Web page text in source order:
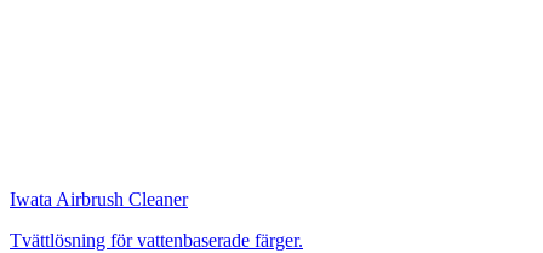
Iwata Airbrush Cleaner
Tvättlösning för vattenbaserade färger.